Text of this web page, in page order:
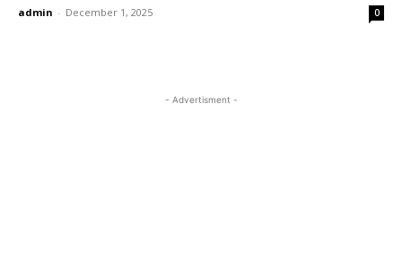
admin - December 1, 2025 0
- Advertisment -